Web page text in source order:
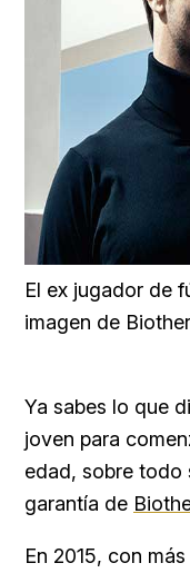
El ex jugador de
imagen de
Ya sabes lo que
joven para
edad, sobre todo
garantía de
En 2015, con